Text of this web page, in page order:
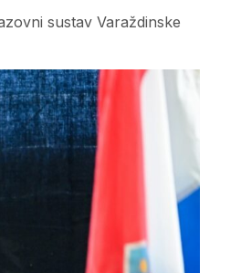
sustav Varaždinske